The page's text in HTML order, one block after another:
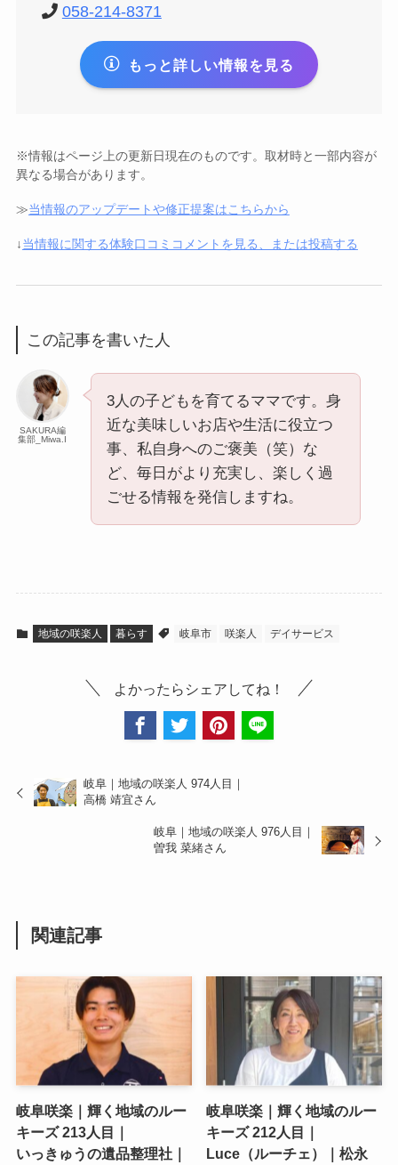
058-214-8371
もっと詳しい情報を見る
※情報はページ上の更新日現在のものです。取材時と一部内容が
異なる場合があります。
≫当情報のアップデートや修正提案はこちらから
↓当情報に関する体験口コミコメントを見る、または投稿する
この記事を書いた人
SAKURA編
集部_Miwa.I
3人の子どもを育てるママです。身
近な美味しいお店や生活に役立つ
事、私自身へのご褒美（笑）な
ど、毎日がより充実し、楽しく過
ごせる情報を発信しますね。
地域の咲楽人 暮らす 岐阜市 咲楽人 デイサービス
よかったらシェアしてね！
岐阜｜地域の咲楽人 974人目｜
高橋 靖宜さん
岐阜｜地域の咲楽人 976人目｜
曽我 菜緒さん
関連記事
岐阜咲楽｜輝く地域のルー
キーズ 213人目｜
いっきゅうの遺品整理社｜
岐阜咲楽｜輝く地域のルー
キーズ 212人目｜
Luce（ルーチェ）｜松永